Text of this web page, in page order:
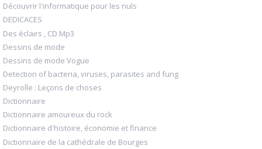
Découvrir l'informatique pour les nuls
DEDICACES
Des éclairs , CD Mp3
Dessins de mode
Dessins de mode Vogue
Detection of bacteria, viruses, parasites and fung
Deyrolle : Leçons de choses
Dictionnaire
Dictionnaire amoureux du rock
Dictionnaire d'histoire, économie et finance
Dictionnaire de la cathédrale de Bourges